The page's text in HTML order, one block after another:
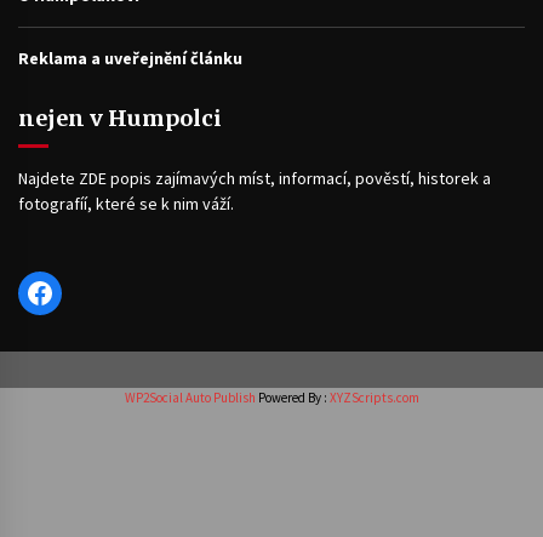
Reklama a uveřejnění článku
nejen v Humpolci
Najdete ZDE popis zajímavých míst, informací, pověstí, historek a
fotografíí, které se k nim váží.
Facebook
WP2Social Auto Publish Powered By : XYZScripts.com